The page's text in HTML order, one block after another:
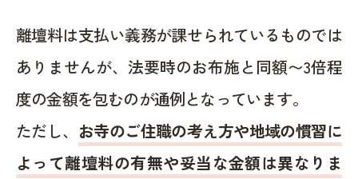
離壇料は支払い義務が課せられているものでは
ありませんが、法要時のお布施と同額〜3倍程
度の金額を包むのが通例となっています。
ただし、 お寺のご住職の考え方や地域の慣習に
よって離壇料の有無や妥当な金額は異なりま